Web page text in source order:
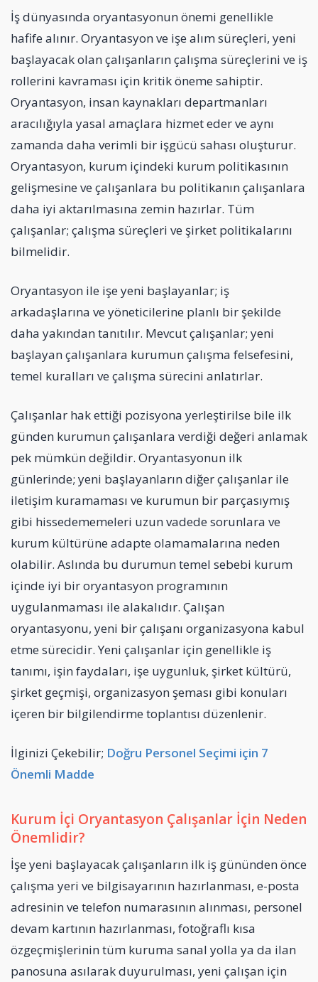
İş dünyasında oryantasyonun önemi genellikle
hafife alınır. Oryantasyon ve işe alım süreçleri, yeni
başlayacak olan çalışanların çalışma süreçlerini ve iş
rollerini kavraması için kritik öneme sahiptir.
Oryantasyon, insan kaynakları departmanları
aracılığıyla yasal amaçlara hizmet eder ve aynı
zamanda daha verimli bir işgücü sahası oluşturur.
Oryantasyon, kurum içindeki kurum politikasının
gelişmesine ve çalışanlara bu politikanın çalışanlara
daha iyi aktarılmasına zemin hazırlar. Tüm
çalışanlar; çalışma süreçleri ve şirket politikalarını
bilmelidir.
Oryantasyon ile işe yeni başlayanlar; iş
arkadaşlarına ve yöneticilerine planlı bir şekilde
daha yakından tanıtılır. Mevcut çalışanlar; yeni
başlayan çalışanlara kurumun çalışma felsefesini,
temel kuralları ve çalışma sürecini anlatırlar.
Çalışanlar hak ettiği pozisyona yerleştirilse bile ilk
günden kurumun çalışanlara verdiği değeri anlamak
pek mümkün değildir. Oryantasyonun ilk
günlerinde; yeni başlayanların diğer çalışanlar ile
iletişim kuramaması ve kurumun bir parçasıymış
gibi hissedememeleri uzun vadede sorunlara ve
kurum kültürüne adapte olamamalarına neden
olabilir. Aslında bu durumun temel sebebi kurum
içinde iyi bir oryantasyon programının
uygulanmaması ile alakalıdır. Çalışan
oryantasyonu, yeni bir çalışanı organizasyona kabul
etme sürecidir. Yeni çalışanlar için genellikle iş
tanımı, işin faydaları, işe uygunluk, şirket kültürü,
şirket geçmişi, organizasyon şeması gibi konuları
içeren bir bilgilendirme toplantısı düzenlenir.
İlginizi Çekebilir; Doğru Personel Seçimi için 7
Önemli Madde
Kurum İçi Oryantasyon Çalışanlar İçin Neden
Önemlidir?
İşe yeni başlayacak çalışanların ilk iş gününden önce
çalışma yeri ve bilgisayarının hazırlanması, e-posta
adresinin ve telefon numarasının alınması, personel
devam kartının hazırlanması, fotoğraflı kısa
özgeçmişlerinin tüm kuruma sanal yolla ya da ilan
panosuna asılarak duyurulması, yeni çalışan için